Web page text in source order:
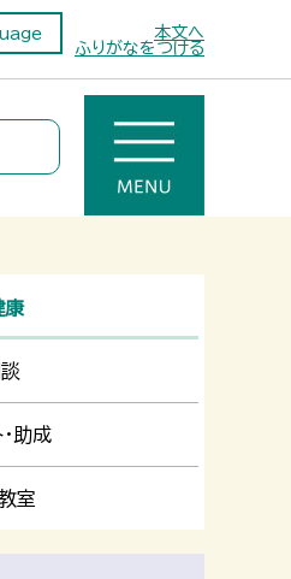
本文へ
ふりがなをつける
康
助成
室